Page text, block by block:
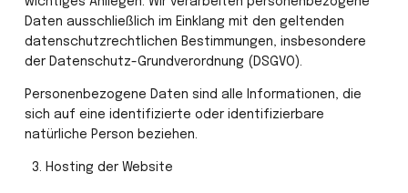
Daten ausschließlich im Einklang mit den geltenden
datenschutzrechtlichen Bestimmungen, insbesondere
der Datenschutz-Grundverordnung (DSGVO).
Personenbezogene Daten sind alle Informationen, die
sich auf eine identifizierte oder identifizierbare
natürliche Person beziehen.
3.⁠ ⁠Hosting der Website